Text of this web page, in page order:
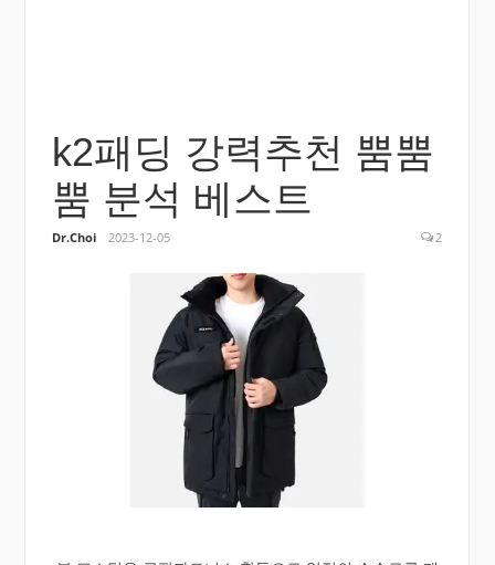
k2패딩 강력추천 뿜뿜
뿜 분석 베스트
Dr.Choi 2023-12-05 2